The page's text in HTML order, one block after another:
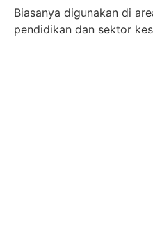
Biasanya digunakan di
pendidikan dan sektor